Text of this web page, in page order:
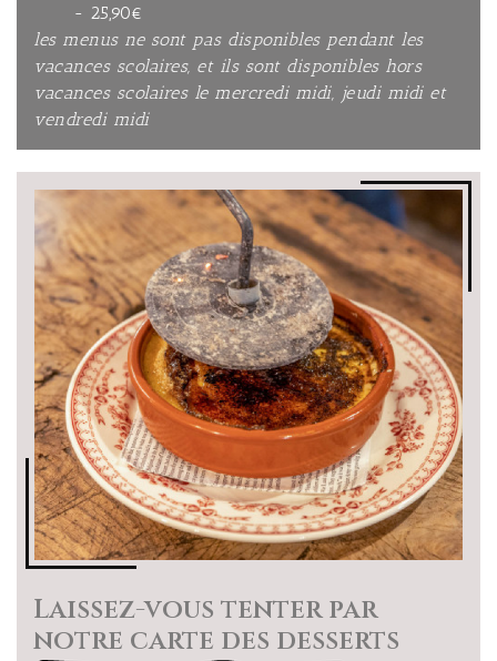
- 25,90€
les menus ne sont pas disponibles pendant les
vacances scolaires, et ils sont disponibles hors
vacances scolaires le mercredi midi, jeudi midi et
vendredi midi
Laissez-vous tenter par
notre carte des desserts